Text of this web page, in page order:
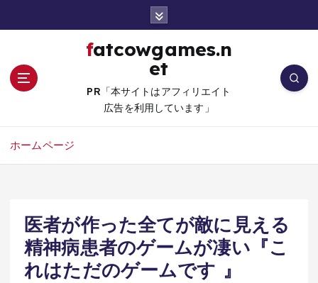
fatcowgames.n
et
PR「本サイトはアフィリエイト
広告を利用しています」
ホームページ
医者が作った全てが敵に見える
精神病患者のゲームが凄い『こ
れはただのゲームです 』